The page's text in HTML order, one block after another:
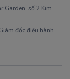
Garden, số 2 Kim
đốc điều hành